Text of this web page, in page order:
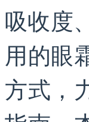
吸收度
用的眼
方式，